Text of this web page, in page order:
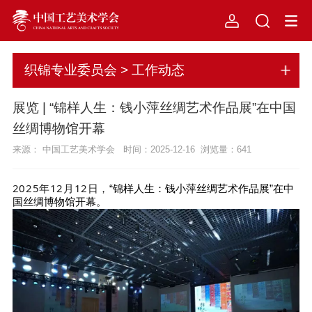
织锦专业委员会 > 工作动态
展览 | “锦样人生：钱小萍丝绸艺术作品展”在中国
丝绸博物馆开幕
来源： 中国工艺美术学会 时间：2025-12-16 浏览量： 641
2025年12月12日， “锦样人生：钱小萍丝绸艺术作品展”在中
国丝绸博物馆开幕。